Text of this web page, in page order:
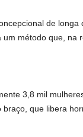
de
método que, na
3,8 mil
que libera